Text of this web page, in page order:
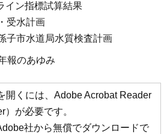
イン指標試算結果
受水計画
市水道局水質検査計画
報のあゆみ
開くには、Adobe Acrobat Reader
が必要です。
社から無償でダウンロードで